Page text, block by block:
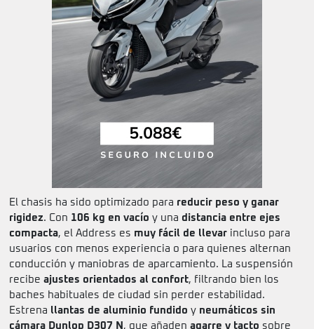
El chasis ha sido optimizado para reducir peso y ganar
rigidez. Con 106 kg en vacío y una distancia entre ejes
compacta, el Address es muy fácil de llevar incluso para
usuarios con menos experiencia o para quienes alternan
conducción y maniobras de aparcamiento. La suspensión
recibe ajustes orientados al confort, filtrando bien los
baches habituales de ciudad sin perder estabilidad.
Estrena llantas de aluminio fundido y neumáticos sin
cámara Dunlop D307 N , que añaden agarre y tacto sobre